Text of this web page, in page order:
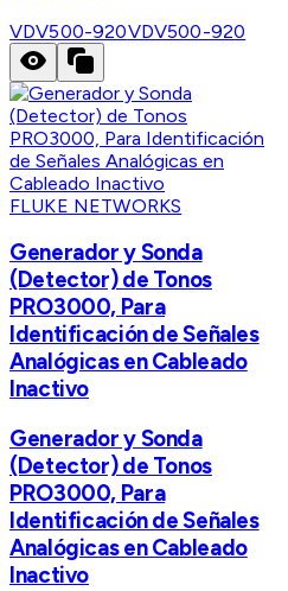
VDV500-920VDV500-920
FLUKE NETWORKS
Generador y Sonda
(Detector) de Tonos
PRO3000, Para
Identificación de Señales
Analógicas en Cableado
Inactivo
Generador y Sonda
(Detector) de Tonos
PRO3000, Para
Identificación de Señales
Analógicas en Cableado
Inactivo